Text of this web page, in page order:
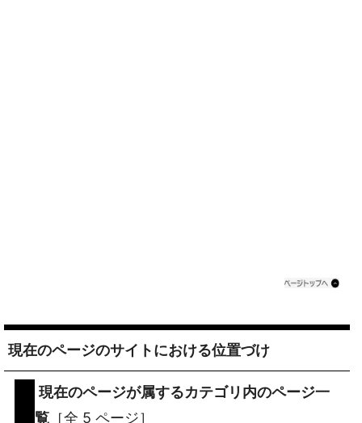
現在のページのサイトにおける位置づけ
現在のページが属するカテゴリ内のページ一
覧 ［全 5 ページ］